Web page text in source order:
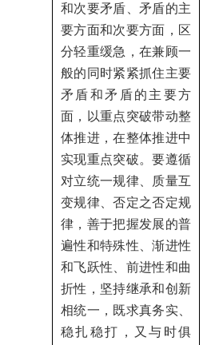
和次要矛盾、矛盾的主
要方面和次要方面，区
分轻重缓急，在兼顾一
般的同时紧紧抓住主要
矛盾和矛盾的主要方
面，以重点突破带动整
体推进，在整体推进中
实现重点突破。要遵循
对立统一规律、质量互
变规律、否定之否定规
律，善于把握发展的普
遍性和特殊性、渐进性
和飞跃性、前进性和曲
折性，坚持继承和创新
相统一，既求真务实、
稳扎稳打，又与时俱